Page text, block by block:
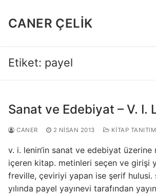
atlaCANER ÇELIK
Etiket: payel
Sanat ve Edebiyat – V. I.
CANER 2 NISAN 2013 KITAP
v. i. lenin‘in sanat ve edebiyat üzerine
içeren kitap. metinleri seçen ve girişi
freville, çeviriyi yapan ise şerif hulusi.
yılında payel yayınevi tarafından